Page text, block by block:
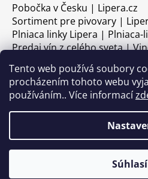
Tento web používá soubory
procházením tohoto webu
používáním.. Více informací
Pobočka v Česku | Lipera.cz
Sortiment pre pivovary |
Plniaca linky Lipera | Plniaca-
Predaj vín z celého sveta |
Vytvoril